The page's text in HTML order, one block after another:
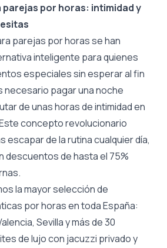
por horas: intimidad y
parejas por horas se han
inteligente para quienes
especiales sin esperar al fin
necesario pagar una noche
de unas horas de intimidad en
concepto revolucionario
escapar de la rutina cualquier día,
descuentos de hasta el 75%
la mayor selección de
por horas en toda España:
Sevilla y más de 30
de lujo con jacuzzi privado y